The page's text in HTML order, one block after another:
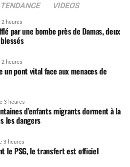
TENDANCE VIDEOS
2 heures
par une bombe près de Damas, deux
2 heures
un pont vital face aux menaces de
3 heures
d’enfants migrants dorment à la
les dangers
3 heures
le PSG, le transfert est officiel